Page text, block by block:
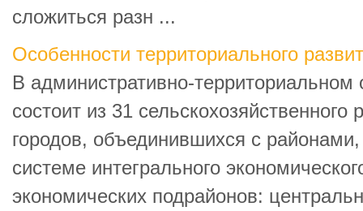
сложиться разн ...
Особенности территориального
В административно-территориальном
состоит из 31 сельскохозяйственного
городов, объединившихся с
системе интегрального
экономических подрайонов: